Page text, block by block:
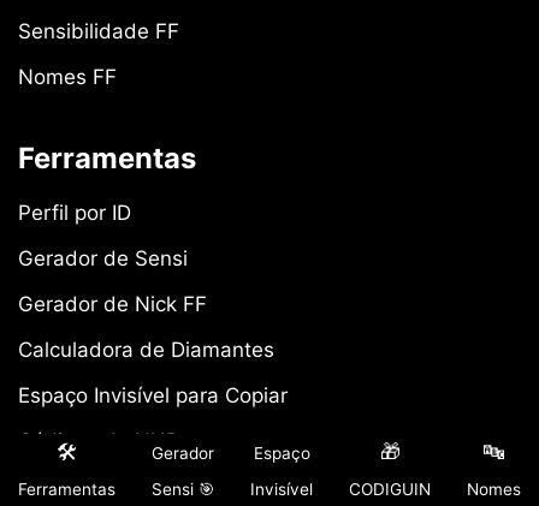
Sensibilidade FF
Nomes FF
Ferramentas
Perfil por ID
Gerador de Sensi
Gerador de Nick FF
Calculadora de Diamantes
Espaço Invisível para Copiar
Códigos de HUD
Comparador de Armas
🛠️
Ferramentas
Gerador
Sensi 🎯
Espaço
Invisível
🎁
CODIGUIN
🔤
Nomes